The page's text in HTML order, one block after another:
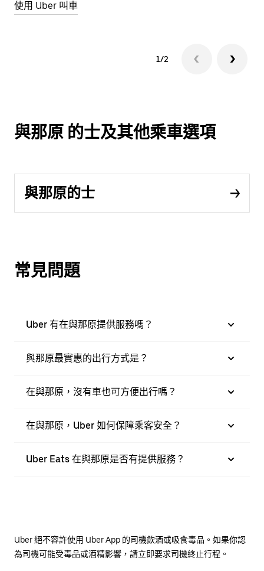
使用 Uber 叫車
1/2
與那原 的士及其他乘車選項
與那原的士
常見問題
Uber 有在與那原提供服務嗎？
與那原最實惠的出行方式是？
在與那原，沒有車也可方便出行嗎？
在與那原，Uber 如何保障乘客安全？
Uber Eats 在與那原是否有提供服務？
Uber 絕不容許使用 Uber App 的司機飲酒或吸食毒品。如果你認
為司機可能受毒品或酒精影響，請立即要求司機終止行程。